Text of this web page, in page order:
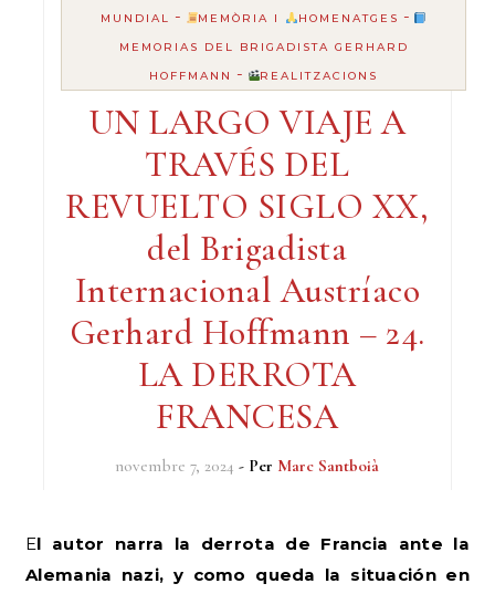
MUNDIAL - MEMÒRIA I HOMENATGES -
MEMORIAS DEL BRIGADISTA GERHARD
HOFFMANN
- REALITZACIONS
UN LARGO VIAJE A
TRAVÉS DEL
REVUELTO SIGLO XX,
del Brigadista
Internacional Austríaco
Gerhard Hoffmann – 24.
LA DERROTA
FRANCESA
novembre 7, 2024 - Per Marc Santboià
El autor narra la derrota de Francia ante la
Alemania nazi, y como queda la situación en